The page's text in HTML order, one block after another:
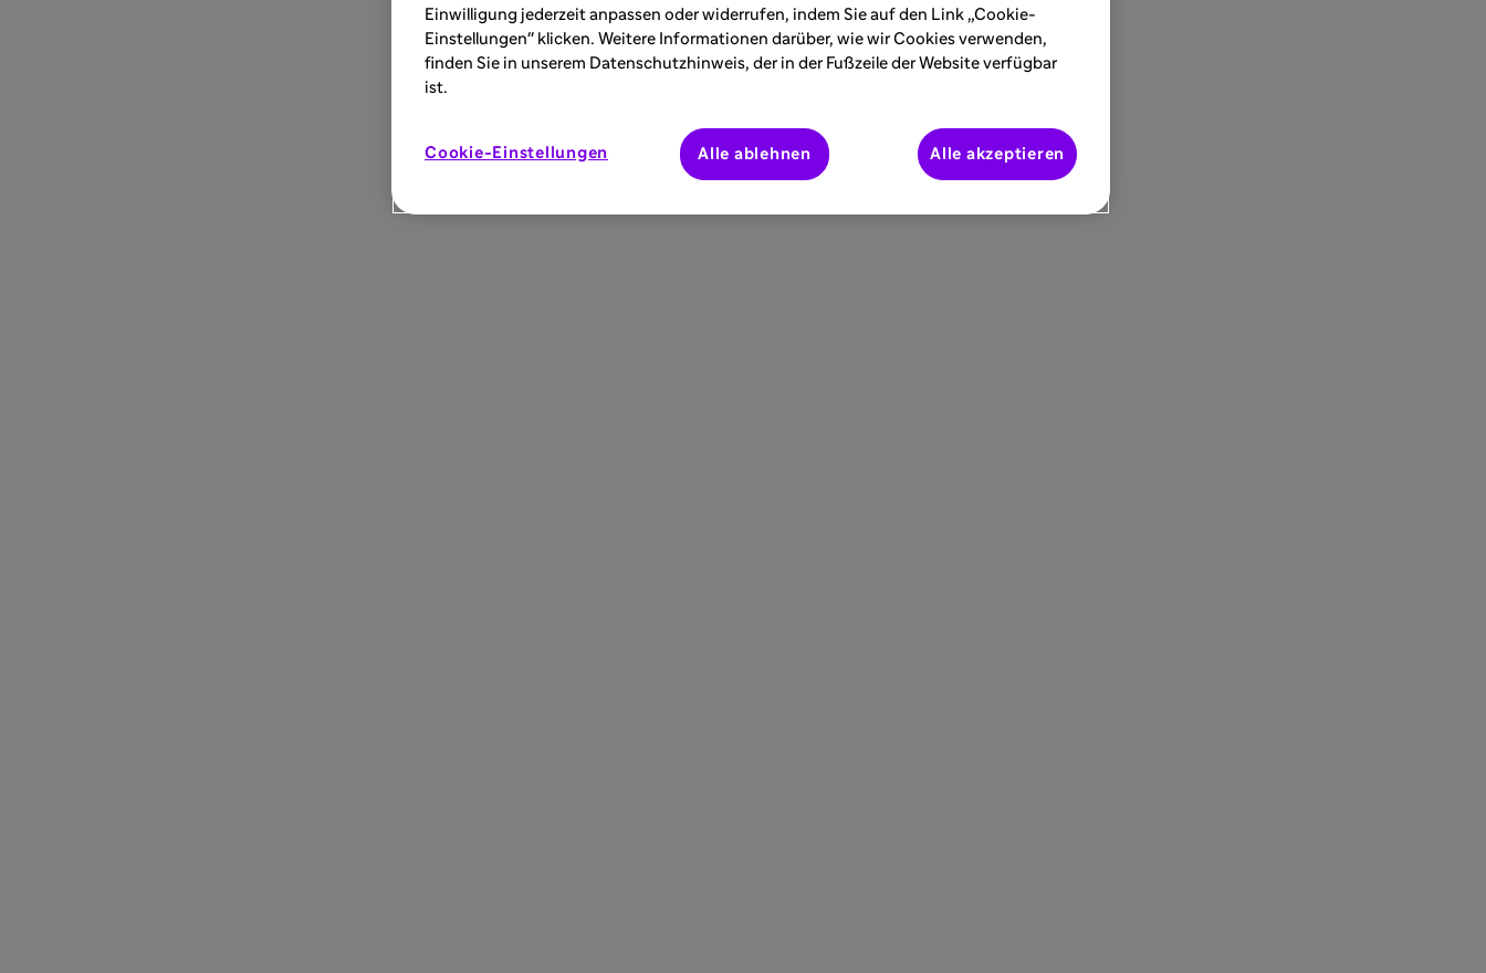
Einwilligung jederzeit anpassen oder widerrufen, indem Sie auf den Link „Cookie-
Einstellungen" klicken. Weitere Informationen darüber, wie wir Cookies verwenden,
finden Sie in unserem Datenschutzhinweis, der in der Fußzeile der Website verfügbar
ist.
Cookie-Einstellungen Alle akzeptieren
Alle ablehnen